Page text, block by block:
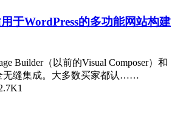
于WordPress的多功能网站构建
Builder（以前的Visual Composer）和
无缝集成。大多数买家都认……
1